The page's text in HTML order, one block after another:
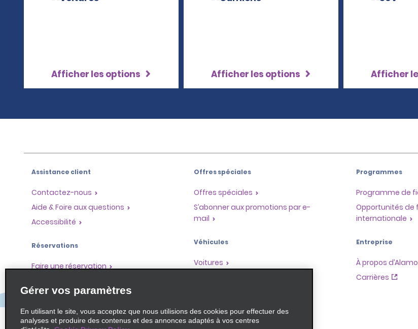
Afficher les options Afficher les options Afficher
Assistance client
Contactez-nous
Aide & Foire aux questions
Accessibilité
Réservations
Faire une réservation
Enregistrement accéléré
Ne pas passer par le comptoir
Trajets passés / Reçus
Offres spéciales
Offres spéciales
S’abonner aux promotions par e-
mail
Véhicules
Voitures
Programmes
Programme de
Opportunités de
internationale
Entreprise
À propos d’Alamo
Carrières
Gérer vos paramètres
En utilisant le site, vous acceptez que nous utilisions des cookies pour effectuer des
analyses et produire des contenus et des annonces adaptés à vos centres